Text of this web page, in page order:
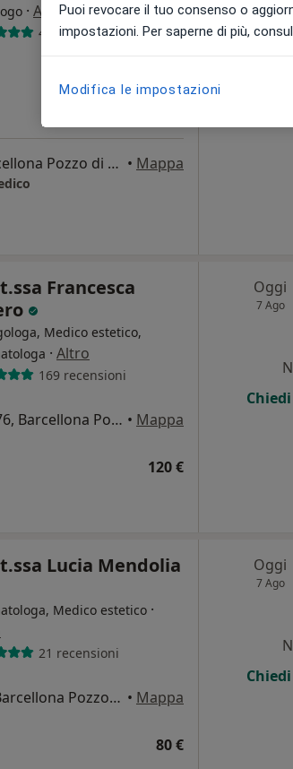
· Altro
478 recensioni
Via Bellinvia, 119, Barcellona Pozzo di Gotto • Mappa
Francesca
Medico estetico,
· Altro
169 recensioni
Via Giosuè Carducci, 76, Barcellona Pozzo di Gotto • Mappa
120 €
Oggi
7 Ago
Lucia Mendolia
Medico estetico ·
21 recensioni
Via Angelo Musco 3, Barcellona Pozzo di Gotto • Mappa
80 €
Oggi
7 Ago
Puoi revocare il tuo consenso o
impostazioni. Per saperne di più,
Modifica le impostazioni